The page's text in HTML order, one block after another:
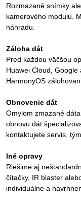
Rozmazané snímky
kamerového modulu.
náhradu.
Záloha dát
Pred každou väčšou
Huawei Cloud,
HarmonyOS
Obnovenie dát
Omylom zmazané
obnovu dát
kontaktujete servis,
Iné opravy
Riešime aj
čítačky, IR blaster
individuálne a